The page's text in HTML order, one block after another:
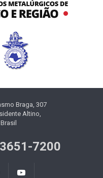
Braga, 307
Altino,
7200